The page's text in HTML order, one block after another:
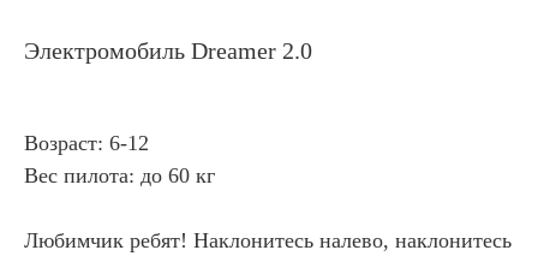
Электромобиль Dreamer 2.0
Возраст: 6-12
Вес пилота: до 60 кг
Любимчик ребят! Наклонитесь налево, наклонитесь